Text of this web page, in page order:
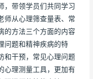
，带领学员们共同学习
师从心理筛查量表、常
的方法三个方面的内容
问题和精神疾病的特
和干预，常见心理问题
心理测量工具，更加有